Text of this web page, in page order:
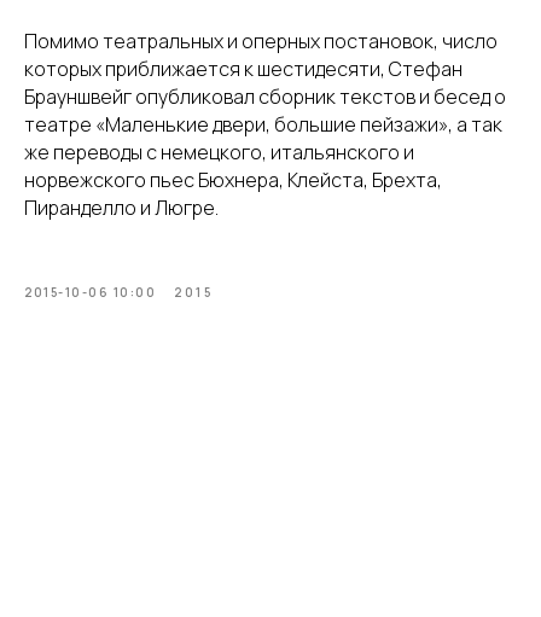
Помимо театральных и оперных постановок, число
которых приближается к шестидесяти, Стефан
Брауншвейг опубликовал сборник текстов и бесед о
театре «Маленькие двери, большие пейзажи», а так
же переводы с немецкого, итальянского и
норвежского пьес Бюхнера, Клейста, Брехта,
Пиранделло и Люгре.
2015-10-06 10:00 2015